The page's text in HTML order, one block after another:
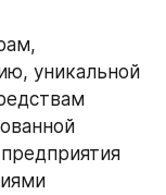
уникальной